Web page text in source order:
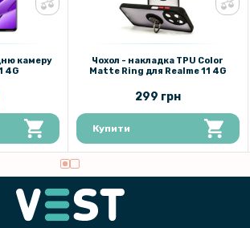
плівка Hydrogel Film для Realme 11 4g,
143 грн
TPU Virgin для Realme 11 4G
камеру
4G
Чохол - накладка TPU Color
Matte Ring для Realme 11 4G
299 грн
Купити